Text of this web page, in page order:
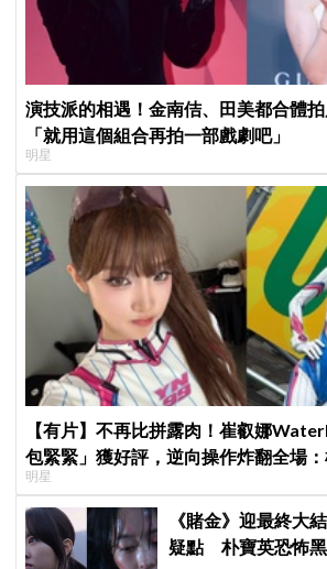
演技派的相遇！金南佶、田美都合體拍
「就用這個組合再拍一部戲劇吧」
明星
【有片】不再比拼露肉！崔叡娜
包緊緊」獲好評，逆向操作炸翻全場
明星
《賭金》迎最終大
疑點 朴寶英恐怖